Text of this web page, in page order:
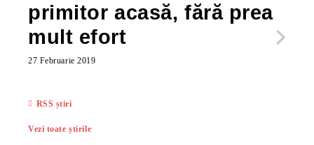
primitor acasă, fără prea
mult efort
27 Februarie 2019
RSS știri
Vezi toate știrile